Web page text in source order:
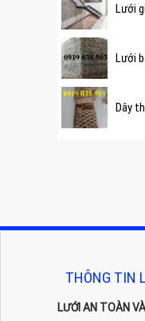
Lưới
Lưới
Dây
THÔNG TIN
LƯỚI AN TOÀN